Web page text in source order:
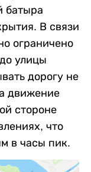
батыра
В связи
ограничено
улицы
дорогу не
движение
стороне
что
в часы пик.